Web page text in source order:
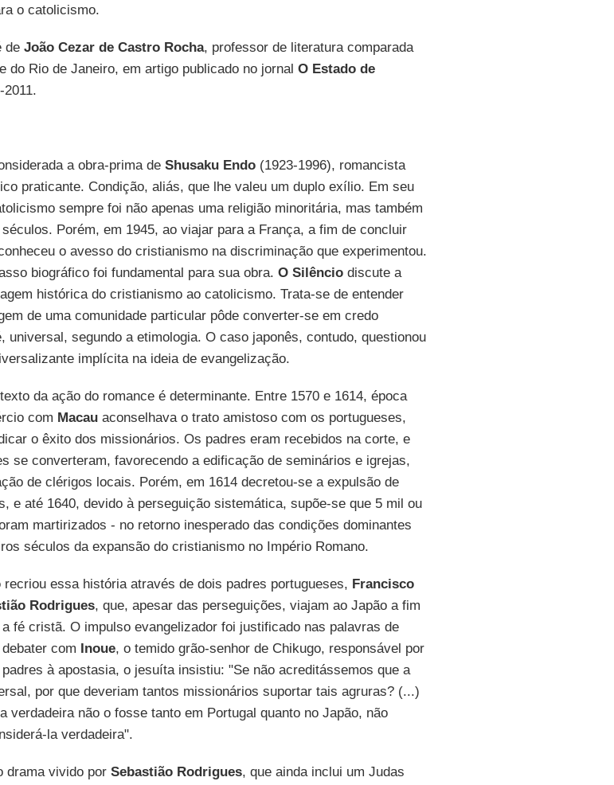
o catolicismo.
de João Cezar de Castro Rocha, professor de literatura comparada
do Rio de Janeiro, em artigo publicado no jornal O Estado de
2011.
a obra-prima de Shusaku Endo (1923-1996), romancista
praticante. Condição, aliás, que lhe valeu um duplo exílio. Em seu
sempre foi não apenas uma religião minoritária, mas também
Porém, em 1945, ao viajar para a França, a fim de concluir
o avesso do cristianismo na discriminação que experimentou.
biográfico foi fundamental para sua obra. O Silêncio discute a
histórica do cristianismo ao catolicismo. Trata-se de entender
de uma comunidade particular pôde converter-se em credo
universal, segundo a etimologia. O caso japonês, contudo, questionou
implícita na ideia de evangelização.
da ação do romance é determinante. Entre 1570 e 1614, época
com Macau aconselhava o trato amistoso com os portugueses,
o êxito dos missionários. Os padres eram recebidos na corte, e
se converteram, favorecendo a edificação de seminários e igrejas,
de clérigos locais. Porém, em 1614 decretou-se a expulsão de
e até 1640, devido à perseguição sistemática, supõe-se que 5 mil ou
martirizados - no retorno inesperado das condições dominantes
séculos da expansão do cristianismo no Império Romano.
recriou essa história através de dois padres portugueses, Francisco
Rodrigues, que, apesar das perseguições, viajam ao Japão a fim
fé cristã. O impulso evangelizador foi justificado nas palavras de
com Inoue, o temido grão-senhor de Chikugo, responsável por
à apostasia, o jesuíta insistiu: "Se não acreditássemos que a
por que deveriam tantos missionários suportar tais agruras? (...)
verdadeira não o fosse tanto em Portugal quanto no Japão, não
la verdadeira".
drama vivido por Sebastião Rodrigues, que ainda inclui um Judas